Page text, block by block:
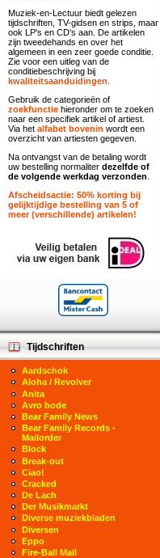
Muziek-en-Lectuur biedt gelezen
tijdschriften, TV-gidsen en strips, maar
ook LP's en CD's aan. De artikelen
zijn tweedehands en over het
algemeen in een zeer goede conditie.
Zie voor een uitleg van de
conditiebeschrijving bij
kwaliteitsaanduidingen
Gebruik de categorieën of
zoekfunctie hieronder om te zoeken
naar een specifiek artikel of artiest.
Via het alfabet bovenin wordt een
overzicht van artiesten gegeven.
Na ontvangst van de betaling wordt
uw bestelling normaliter dezelfde of
de volgende werkdag verzonden
Afscheidsactie: 50% korting bij
gelijktijdige bestelling van 5 of
meer (verschillende) artikelen!
Tijdschriften
Aardschok
Aloha / Revolver
Anita
Avro bode
Bear Family News
Bear Family Records -
Mailorder
Block
Break-out
Ciao!
Cracked
De Lach
Der Musikmarkt
Diverse muziekbladen
Diversen
Eppo
Fire-Ball Mail